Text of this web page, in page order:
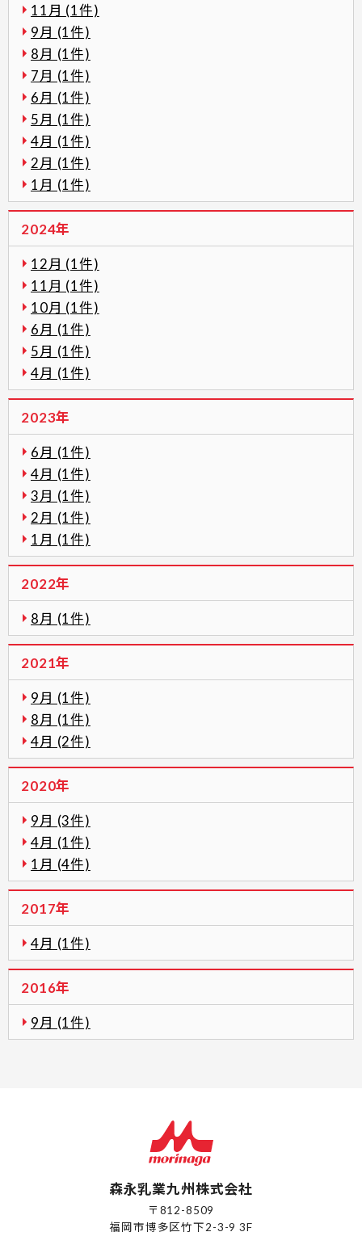
11月 (1件)
9月 (1件)
8月 (1件)
7月 (1件)
6月 (1件)
5月 (1件)
4月 (1件)
2月 (1件)
1月 (1件)
2024年
12月 (1件)
11月 (1件)
10月 (1件)
6月 (1件)
5月 (1件)
4月 (1件)
2023年
6月 (1件)
4月 (1件)
3月 (1件)
2月 (1件)
1月 (1件)
2022年
8月 (1件)
2021年
9月 (1件)
8月 (1件)
4月 (2件)
2020年
9月 (3件)
4月 (1件)
1月 (4件)
2017年
4月 (1件)
2016年
9月 (1件)
森永乳業九州株式会社
〒812-8509
福岡市博多区竹下2-3-9 3F